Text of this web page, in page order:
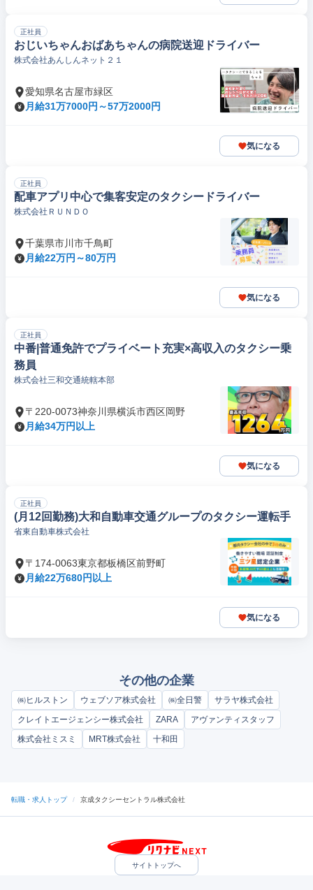
正社員
おじいちゃんおばあちゃんの病院送迎ドライバー
株式会社あんしんネット２１
愛知県名古屋市緑区
月給31万7000円～57万2000円
気になる
正社員
配車アプリ中心で集客安定のタクシードライバー
株式会社ＲＵＮＤＯ
千葉県市川市千鳥町
月給22万円～80万円
気になる
正社員
中番|普通免許でプライベート充実×高収入のタクシー乗
務員
株式会社三和交通統轄本部
〒220-0073神奈川県横浜市西区岡野
月給34万円以上
気になる
正社員
(月12回勤務)大和自動車交通グループのタクシー運転手
省東自動車株式会社
〒174-0063東京都板橋区前野町
月給22万680円以上
気になる
その他の企業
㈱ヒルストン ウェブソア株式会社 ㈱全日警
サラヤ株式会社
クレイトエージェンシー株式会社
ZARA
アヴァンティスタッフ
株式会社ミスミ
MRT株式会社 十和田
転職・求人トップ / 京成タクシーセントラル株式会社
サイトトップへ